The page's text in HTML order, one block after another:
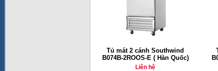
Tủ mát 2 cánh Southwind
B074B-2ROOS-E ( Hàn Quốc)
Liên hệ